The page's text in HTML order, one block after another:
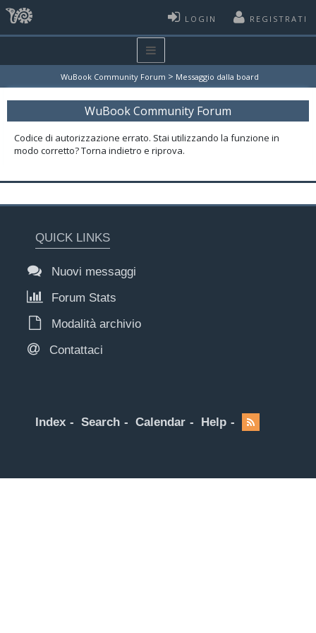
LOGIN REGISTRATI
WuBook Community Forum > Messaggio dalla board
WuBook Community Forum
Codice di autorizzazione errato. Stai utilizzando la funzione in
modo corretto? Torna indietro e riprova.
QUICK LINKS
Nuovi messaggi
Forum Stats
Modalità archivio
Contattaci
Index Search Calendar Help